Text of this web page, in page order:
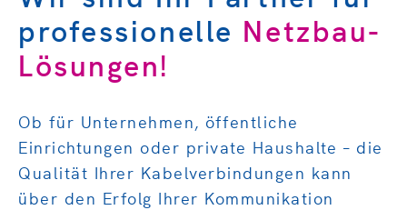
professionelle Netzbau-
Lösungen!
Ob für Unternehmen, öffentliche
Einrichtungen oder private Haushalte – die
Qualität Ihrer Kabelverbindungen kann
über den Erfolg Ihrer Kommunikation